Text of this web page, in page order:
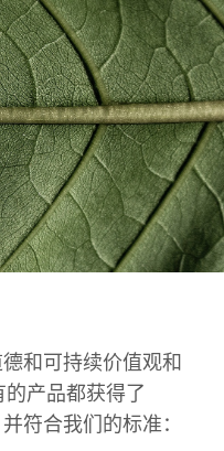
和可持续价值观和
产品都获得了
符合我们的标准：